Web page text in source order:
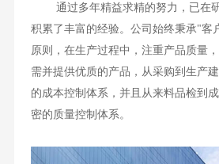
通过多年精益求精的努力，已在研
积累了丰富的经验。公司始终秉承"客
原则，在生产过程中，注重产品质量
需并提供优质的产品，从采购到生产
的成本控制体系，并且从来料品检到
密的质量控制体系。